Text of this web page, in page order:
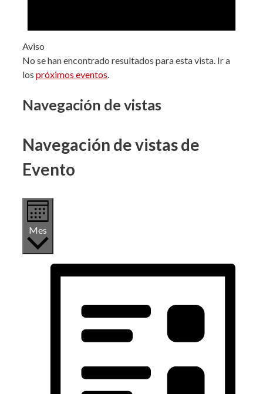
Aviso
No se han encontrado resultados para esta vista. Ir a
los próximos eventos.
Navegación de vistas
Navegación de vistas de
Evento
Mes